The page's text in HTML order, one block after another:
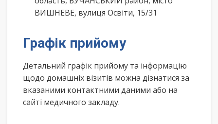
ВИШНЕВЕ, вулиця Освіти, 15/31
Графік прийому
Детальний графік прийому та інформацію
щодо домашніх візитів можна дізнатися за
вказаними контактними даними або на
сайті медичного закладу.